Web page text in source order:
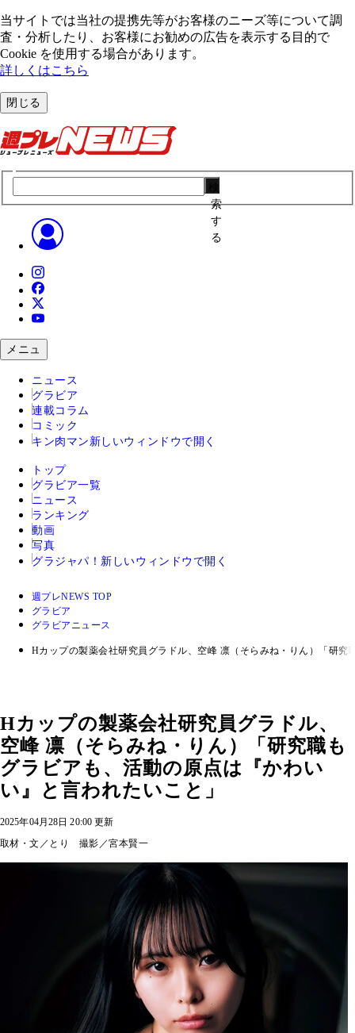
当サイトでは当社の提携先等がお客様のニーズ等について調
査・分析したり、お客様にお勧めの広告を表⽰する⽬的で
Cookie を使⽤する場合があります。
詳しくはこちら
閉じる
索
す
る
メニュ
ニュース
グラビア
連載コラム
コミック
キン肉マン 新しいウィンドウで開く
トップ
グラビア一覧
ニュース
ランキング
動画
写真
グラジャパ！ 新しいウィンドウで開く
週プレNEWS TOP
グラビア
グラビアニュース
Hカップの製薬会社研究員グラドル、空峰 凛（そらみね・りん）「研
Hカップの製薬会社研究員グラドル、
空峰 凛（そらみね・りん）「研究職も
グラビアも、活動の原点は『かわい
い』と言われたいこと」
2025年04月28日 20:00 更新
取材・文／とり 撮影／宮本賢一